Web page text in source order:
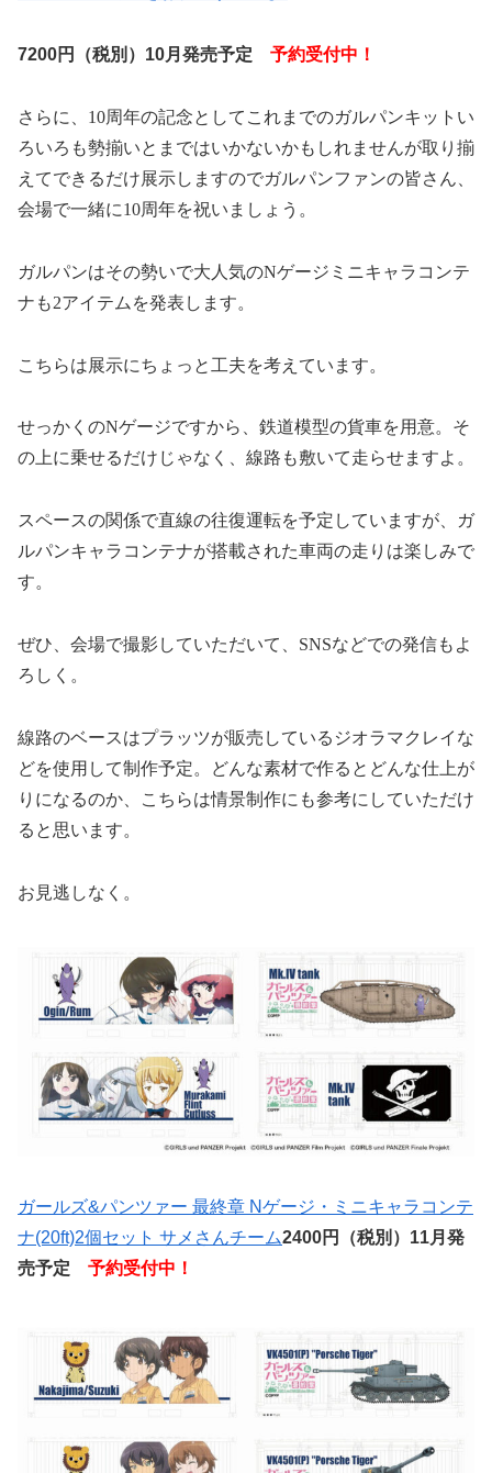
7200円（税別）10月発売予定 予約受付中！
さらに、 10周年の記念としてこれまでのガルパンキットい
ろいろも勢揃いとまではいかないかもしれませんが取り揃
えてできるだけ展示しますのでガルパンファンの皆さん、
会場で一緒に10周年を祝いましょう。
ガルパンはその勢いで大人気のNゲージミニキャラコンテ
ナも2アイテムを発表します。
こちらは展示にちょっと工夫を考えています。
せっかくのNゲージですから、鉄道模型の貨車を用意。そ
の上に乗せるだけじゃなく、線路も敷いて走らせますよ。
スペースの関係で直線の往復運転を予定していますが、ガ
ルパンキャラコンテナが搭載された車両の走りは楽しみで
す。
ぜひ、会場で撮影していただいて、 SNSなどでの発信もよ
ろしく。
線路のベースはプラッツが販売しているジオラマクレイな
どを使用して制作予定。どんな素材で作るとどんな仕上が
りになるのか、こちらは情景制作にも参考にしていただけ
ると思います。
お見逃しなく。
ガールズ&パンツァー 最終章 Nゲージ・ミニキャラコンテ
ナ(20ft)2個セット サメさんチーム2400円（税別）11月発
売予定 予約受付中！